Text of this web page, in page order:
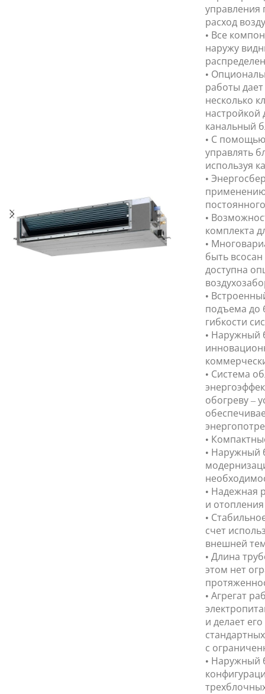
управления
расход
• Все
наружу
•
работы
несколько
настройкой
канальный
• С
управлять
используя
•
применению
•
комплекта
•
быть
доступна
•
подъема до
гибкости
• Наружный
• Система
обогреву –
•
• Наружный
• Надежная
и
•
счет
внешней
• Длина
этом нет
• Агрегат
и делает
с
• Наружный